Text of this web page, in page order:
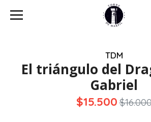
TDM
El triángulo del
Gabriel
$15.500